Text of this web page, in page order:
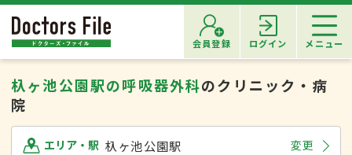
会員登録 ログイン メニュー
杁ヶ池公園駅の呼吸器外科のクリニック・病
院
エリア・駅 杁ヶ池公園駅 変更